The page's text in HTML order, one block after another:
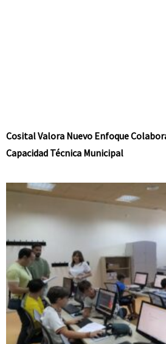
Cosital Valora Nuevo Enfoque
Capacidad Técnica Municipal